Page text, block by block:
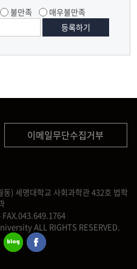
불만족 매우불만족
이메일무단수집거부
) 세명대학교 사회과학관 432호 법학
FAX.043.649.1764
ALL RIGHTS RESERVED.